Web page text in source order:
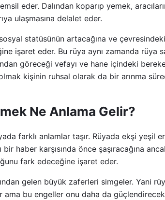
eder. Dalından koparıp yemek,
ulaşmasına delalet eder.
statüsünün artacağına ve
işaret eder. Bu rüya aynı zamanda rüya
göreceği vefayı ve hane içindeki
kişinin ruhsal olarak da bir arınma
Ne Anlama Gelir?
farklı anlamlar taşır. Rüyada ekşi yeşil
haber karşısında önce şaşıracağına
fark edeceğine işaret eder.
gelen büyük zaferleri simgeler. Yani
ama bu engeller onu daha da